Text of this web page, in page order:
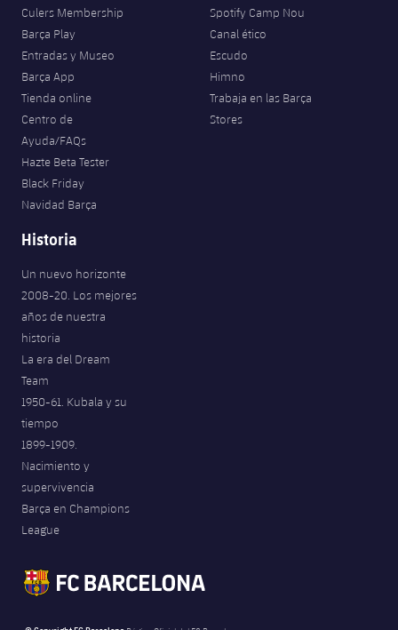
Culers Membership
Barça Play
Entradas y Museo
Barça App
Tienda online
Centro de
Ayuda/FAQs
Hazte Beta Tester
Black Friday
Navidad Barça
Spotify Camp Nou
Canal ético
Escudo
Himno
Trabaja en las Barça
Stores
Historia
Un nuevo horizonte
2008-20. Los mejores
años de nuestra
historia
La era del Dream
Team
1950-61. Kubala y su
tiempo
1899-1909.
Nacimiento y
supervivencia
Barça en Champions
League